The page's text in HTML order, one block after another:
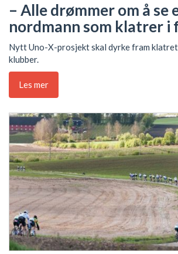
– Alle drømmer om å se
nordmann som klatrer i
Nytt Uno-X-prosjekt skal dyrke fram
klubber.
Les mer